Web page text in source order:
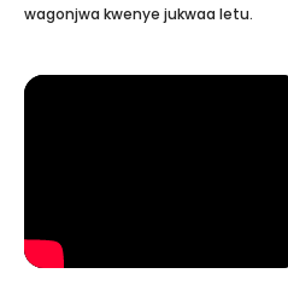
wagonjwa kwenye jukwaa letu.